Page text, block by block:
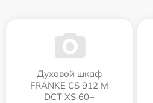
Духовой шкаф
FRANKE CS 912 M
DCT XS 60+